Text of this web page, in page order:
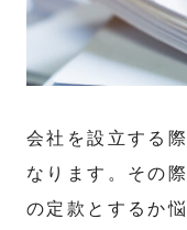
会社を設立する
なります。その
の定款とするか